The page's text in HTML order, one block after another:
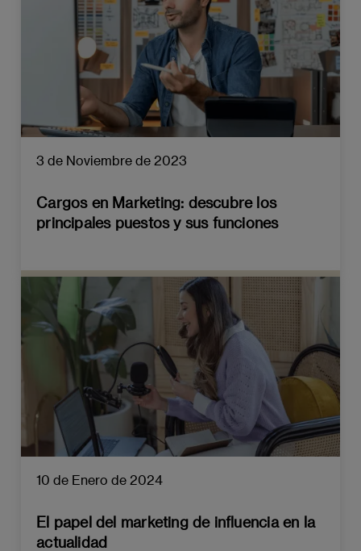
3 de Noviembre de 2023
Cargos en Marketing: descubre los
principales puestos y sus funciones
10 de Enero de 2024
El papel del marketing de influencia en la
actualidad